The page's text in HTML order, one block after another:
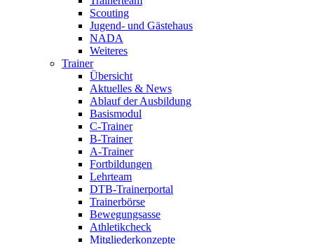
Scouting
Jugend- und Gästehaus
NADA
Weiteres
Trainer
Übersicht
Aktuelles & News
Ablauf der Ausbildung
Basismodul
C-Trainer
B-Trainer
A-Trainer
Fortbildungen
Lehrteam
DTB-Trainerportal
Trainerbörse
Bewegungsasse
Athletikcheck
Mitgliederkonzepte